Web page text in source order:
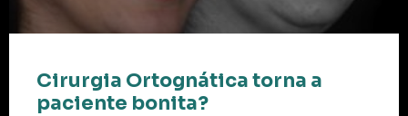
Cirurgia Ortognática torna a
paciente bonita?